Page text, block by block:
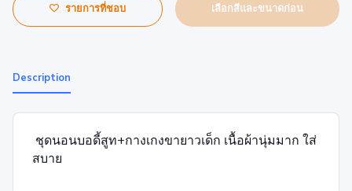
รายการที่ชอบ เลือกสีและขนาดก่อน
Description
ชุดนอนบอดี้สูท+กางเกงขายาวเด็ก เนื้อผ้านุ่มมาก ใส่
สบาย